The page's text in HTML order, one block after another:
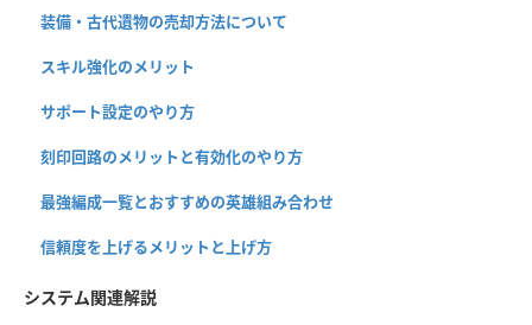
装備・古代遺物の売却方法について
スキル強化のメリット
サポート設定のやり方
刻印回路のメリットと有効化のやり方
最強編成一覧とおすすめの英雄組み合わせ
信頼度を上げるメリットと上げ方
システム関連解説